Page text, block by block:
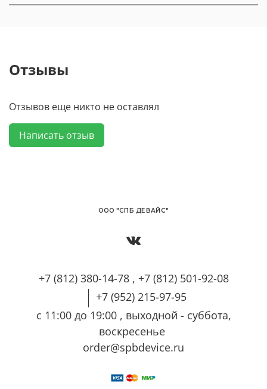
Отзывы
Отзывов еще никто не оставлял
Написать отзыв
+7 (812) 380-14-78 , +7 (812) 501-92-08
+7 (952) 215-97-95
с 11:00 до 19:00 , выходной - суббота,
воскресенье
order@spbdevice.ru
OОО "СПБ ДЕВАЙС"